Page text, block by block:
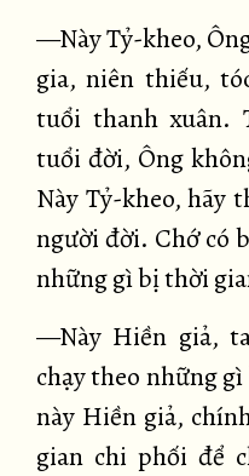
—Này Tỷ-kheo,
gia, niên thiếu,
tuổi thanh xuân.
tuổi đời, Ông
Này Tỷ-kheo, hãy
người đời. Chớ có
những gì bị thời
—Này Hiền giả,
chạy theo những
này Hiền giả,
gian chi phối để